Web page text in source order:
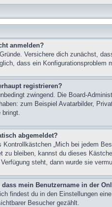
anmelden?
Versichere dich zunächst,
dass ein Konfigurationsproblem
registrieren?
zwingend. Die Board-
zum Beispiel Avatarbilder,
bringt.
abgemeldet?
Kontrollkästchen „Mich bei jedem
zu bleiben, kannst du dieses
steht, dann wurde sie
mein Benutzername in der
findest du in den Einstellungen
Besucher gezählt.